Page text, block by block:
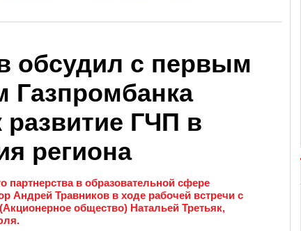
обсудил с первым
Газпромбанка
развитие ГЧП в
региона
партнерства в образовательной сфере
Андрей Травников в ходе рабочей встречи с
общество) Натальей Третьяк,